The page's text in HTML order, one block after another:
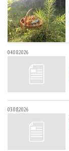
04.08.2026
03.08.2026